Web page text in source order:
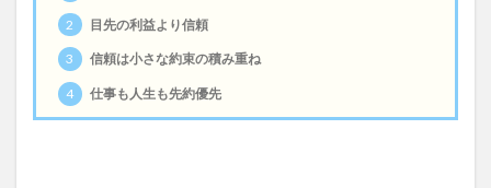
2 目先の利益より信頼
3 信頼は小さな約束の積み重ね
4 仕事も人生も先約優先